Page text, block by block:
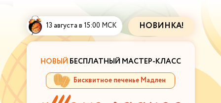
НОВЫЙ БЕСПЛАТНЫЙ МАСТЕР-КЛАСС
НОВИНКА!
13 августа в 15:00 МСК
Бисквитное печенье Мадлен